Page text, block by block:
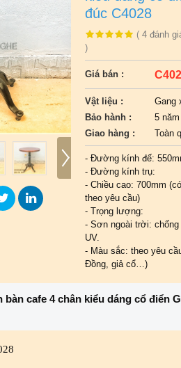
đúc C4028
( 4 đánh
)
Giá bán :
Vật liệu :
Gang
Bảo hành :
5 năm
Giao hàng :
Toàn
- Đường kính đế:
- Đường kính trụ:
- Chiều cao: 700mm
theo yêu cầu)
- Trọng lượng:
- Sơn ngoài trời: chống
UV.
- Màu sắc: theo yêu
Đồng, giả cổ…)
bàn cafe 4 chân kiểu dáng cổ điển